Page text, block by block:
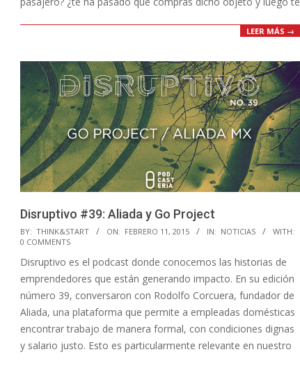
LEER MÁS →
Disruptivo #39: Aliada y Go Project
2015-
02-
11
BY: THINK&START ON: FEBRERO 11, 2015 IN: NOTICIAS
WITH:
0 COMMENTS
Disruptivo es el podcast donde conocemos las historias de
emprendedores que están generando impacto. En su edición
número 39, conversaron con Rodolfo Corcuera, fundador de
Aliada, una plataforma que permite a empleadas domésticas
encontrar trabajo de manera formal, con condiciones dignas
y salario justo. Esto es particularmente relevante en nuestro